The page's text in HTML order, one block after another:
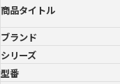
商品タイトル
ブランド
シリーズ
型番